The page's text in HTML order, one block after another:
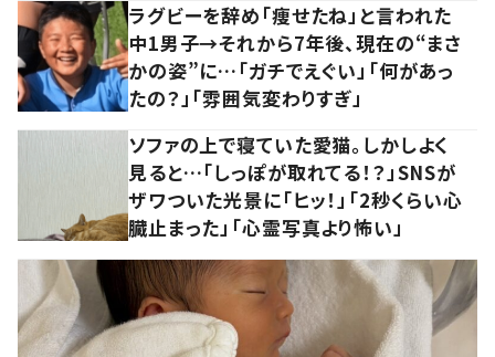
ラグビーを辞め「痩せたね」と言われた
中1男子→それから7年後、現在の“まさ
かの姿”に…「ガチでえぐい」「何があっ
たの？」「雰囲気変わりすぎ」
ソファの上で寝ていた愛猫。しかしよく
見ると…「しっぽが取れてる！？」SNSが
ザワついた光景に「ヒッ！」「2秒くらい心
臓止まった」「心霊写真より怖い」